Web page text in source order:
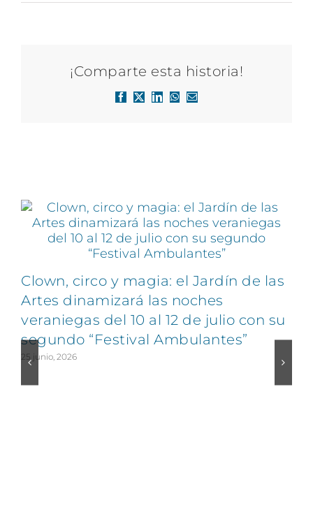
¡Comparte esta historia!
Facebook
X LinkedInWhatsApp
Correo
Clown, circo y magia: el Jardín de las
Artes dinamizará las noches
veraniegas del 10 al 12 de julio con su
segundo “Festival Ambulantes”
25 junio, 2026